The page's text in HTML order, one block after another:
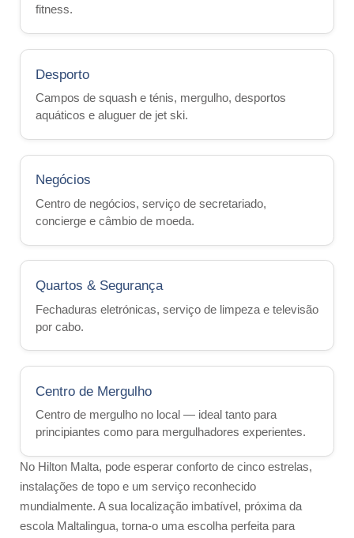
Eventos 2026
História
Tempo
Atividades
Viagens de Barco
Informações sobre Malta
Quote
fitness.
Desporto
Campos de squash e ténis, mergulho, desportos
aquáticos e aluguer de jet ski.
Negócios
Centro de negócios, serviço de secretariado,
concierge e câmbio de moeda.
Quartos & Segurança
Fechaduras eletrónicas, serviço de limpeza e televisão
por cabo.
Centro de Mergulho
Centro de mergulho no local — ideal tanto para
principiantes como para mergulhadores experientes.
No Hilton Malta, pode esperar conforto de cinco estrelas,
instalações de topo e um serviço reconhecido
mundialmente. A sua localização imbatível, próxima da
escola Maltalingua, torna-o uma escolha perfeita para